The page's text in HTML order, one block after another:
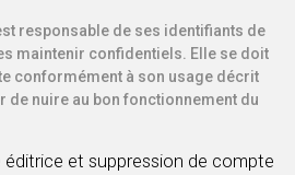
responsable de ses identifiants de
maintenir confidentiels. Elle se doit
conformément à son usage décrit
de nuire au bon fonctionnement du
éditrice et suppression de compte